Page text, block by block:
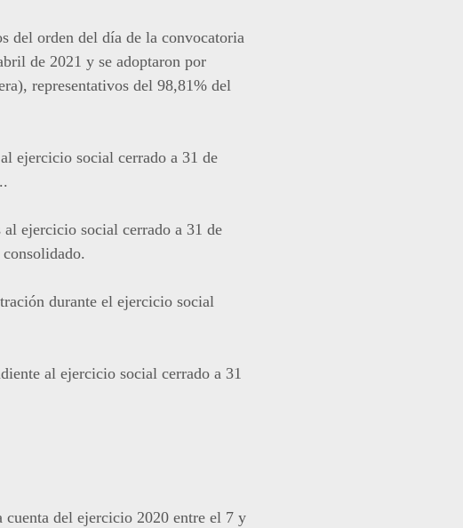
del orden del día de la convocatoria
de 2021 y se adoptaron por
representativos del 98,81% del
ejercicio social cerrado a 31 de
al ejercicio social cerrado a 31 de
durante el ejercicio social
al ejercicio social cerrado a 31
cuenta del ejercicio 2020 entre el 7 y